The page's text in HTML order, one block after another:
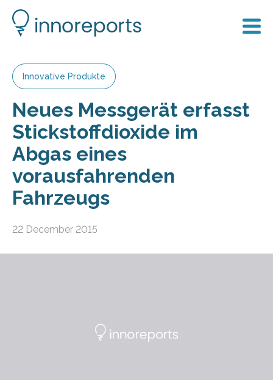
Innovative Produkte
Neues Messgerät erfasst
Stickstoffdioxide im
Abgas eines
vorausfahrenden
Fahrzeugs
22 December 2015